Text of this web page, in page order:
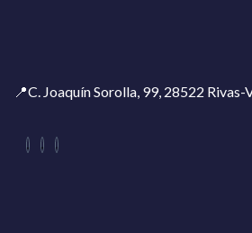
📍C. Joaquín Sorolla, 99, 28522